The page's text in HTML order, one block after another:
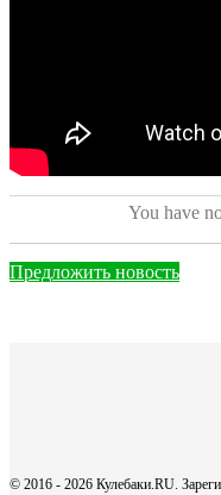
You have
Предложить новость
© 2016 - 2026 Кулебаки.RU.